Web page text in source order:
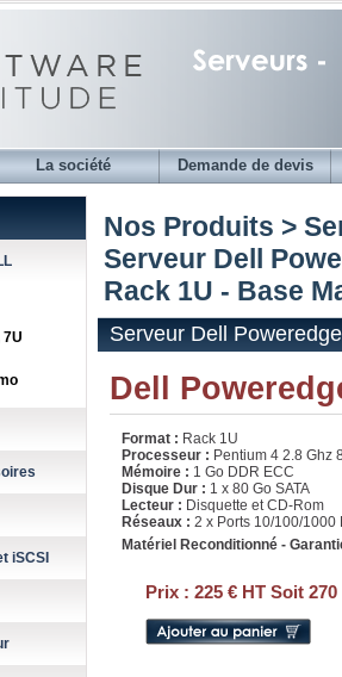
La société Demande de devis
iSCSI
Nos Produits >
Serveur Dell
Rack 1U - Base
Serveur Dell
Dell
Format : Rack 1U
Processeur : Pentium 4 2.8 Ghz
Mémoire : 1 Go DDR ECC
Disque Dur : 1 x 80 Go SATA
Lecteur : Disquette et CD-Rom
Réseaux : 2 x Ports 10/100/1000
Matériel Reconditionné -
Prix : 225 € HT Soit 270